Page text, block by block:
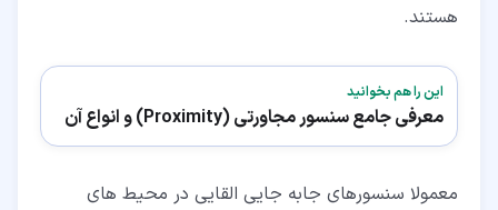
هستند.
این را هم بخوانید
معرفی جامع سنسور مجاورتی (Proximity) و انواع آن
معمولا سنسورهای جابه جایی القایی در محیط های